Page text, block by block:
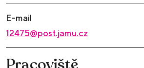
E-mail
12475@post.jamu.cz